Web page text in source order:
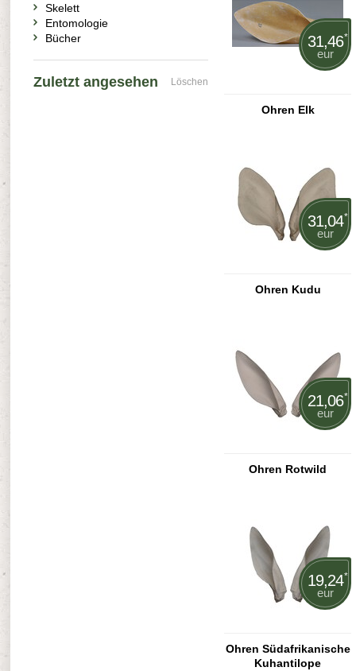
31,46*
eur
Ohren Elk
31,04*
eur
Ohren Kudu
21,06*
eur
Ohren Rotwild
19,24*
eur
Ohren Südafrikanische
Kuhantilope
Skelett
Entomologie
Bücher
Zuletzt angesehen Löschen